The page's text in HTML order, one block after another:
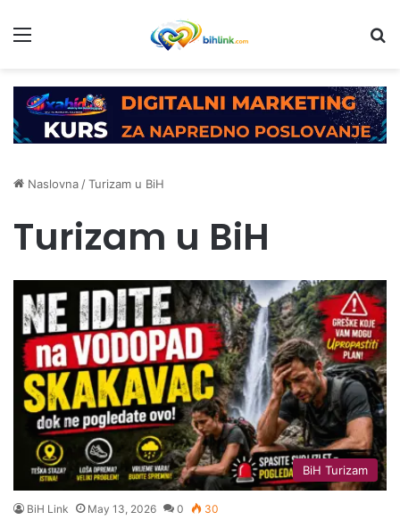
Menu
Naslovna/Turizam u BiH
Turizam u BiH
BiH Turizam
BiH Link May 13, 2026 0 30